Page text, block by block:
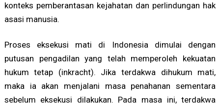
konteks pemberantasan kejahatan dan perlindungan hak
asasi manusia.
Proses eksekusi mati di Indonesia dimulai dengan
putusan pengadilan yang telah memperoleh kekuatan
hukum tetap (inkracht). Jika terdakwa dihukum mati,
maka ia akan menjalani masa penahanan sementara
sebelum eksekusi dilakukan. Pada masa ini, terdakwa